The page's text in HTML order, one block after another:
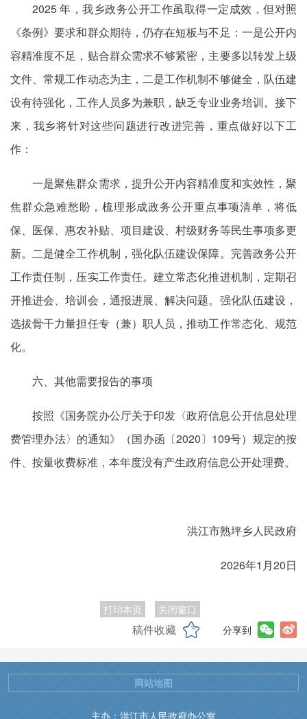
2025 年，我乡政务公开工作虽取得一定成效，但对照
《条例》要求和群众期待，仍存在短板与不足：一是公开内
容精准度不足，贴合群众需求不够紧密，主要多以转发上级
文件、常规工作动态为主，二是工作机制不够健全，队伍建
设有待强化，工作人员多为兼职，缺乏专业业务培训。接下
来，我乡将针对这些问题进行改进完善，重点做好以下工
作：
一是聚焦群众需求，提升公开内容精准度和实效性，聚
焦群众急难愁盼，梳理形成政务公开重点事项清单，将低
保、医保、惠农补贴、项目建设、村级财务等民生事项多更
新。二是健全工作机制，强化队伍建设保障。完善政务公开
工作责任制，压实工作责任。建立常态化推进机制，定期召
开推进会、培训会，通报进展、解决问题。强化队伍建设，
选拔骨干力量担任专（兼）职人员，推动工作常态化、规范
化。
六、其他需要报告的事项
按照《国务院办公厅关于印发〈政府信息公开信息处理
费管理办法〉的通知》（国办函〔2020〕109号）规定的按
件、按量收费标准，本年度没有产生政府信息公开处理费。
洪江市熟坪乡人民政府
2026年1月20日
打印本页 关闭窗口
稿件收藏 分享到
主办：洪江市人民政府办公室
网站地图